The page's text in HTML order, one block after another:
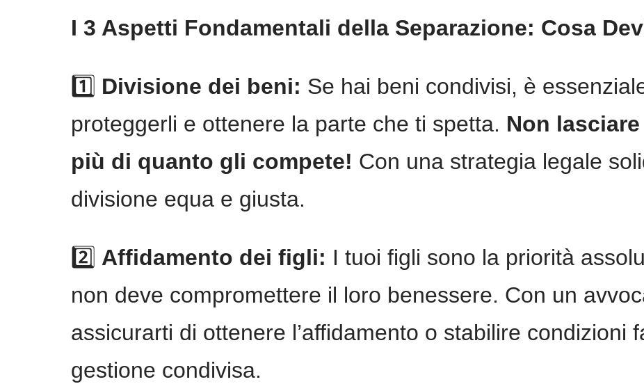
I 3 Aspetti Fondamentali della Separazione: Cosa
1️⃣ Divisione dei beni: Se hai beni condivisi, è
proteggerli e ottenere la parte che ti spetta. Non
più di quanto gli compete! Con una strategia legale
divisione equa e giusta.
2️⃣ Affidamento dei figli: I tuoi figli sono la priorità
non deve compromettere il loro benessere. Con un
assicurarti di ottenere l’affidamento o stabilire condizioni
gestione condivisa.